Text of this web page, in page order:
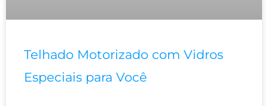
Telhado Motorizado com Vidros
Especiais para Você